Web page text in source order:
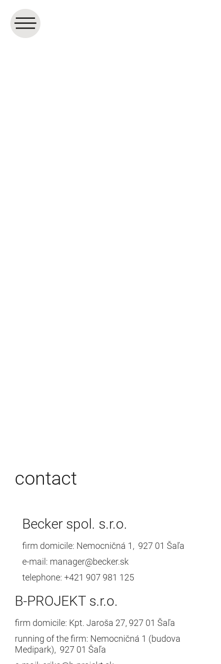
contact
Becker spol. s.r.o.
firm domicile: Nemocničná 1, 927 01 Šaľa
e-mail: manager@becker.sk
telephone: +421 907 981 125
B-PROJEKT s.r.o.
firm domicile: Kpt. Jaroša 27, 927 01 Šaľa
running of the firm: Nemocničná 1 (budova
Medipark), 927 01 Šaľa